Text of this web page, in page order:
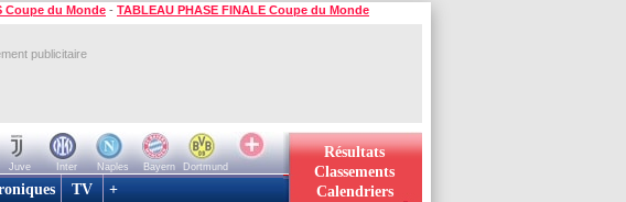
Coupe du Monde - TABLEAU PHASE FINALE Coupe du Monde
publicitaire
Juve Inter Naples Bayern
Dortmund
Résultats
Classements
Calendriers
TV +